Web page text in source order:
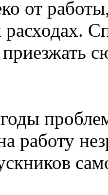
от
работу